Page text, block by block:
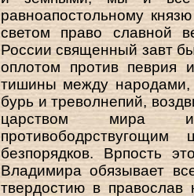
равноапостольному
светом право славной
России священный завт
оплотом против певрия
тишины между
бурь и треволнепий,
царством мира и
безпорядков. Врпость
Владимира обязывает
твердостию в